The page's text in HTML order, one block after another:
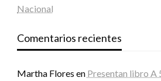
Nacional
Comentarios recientes
Martha Flores en Presentan libro A